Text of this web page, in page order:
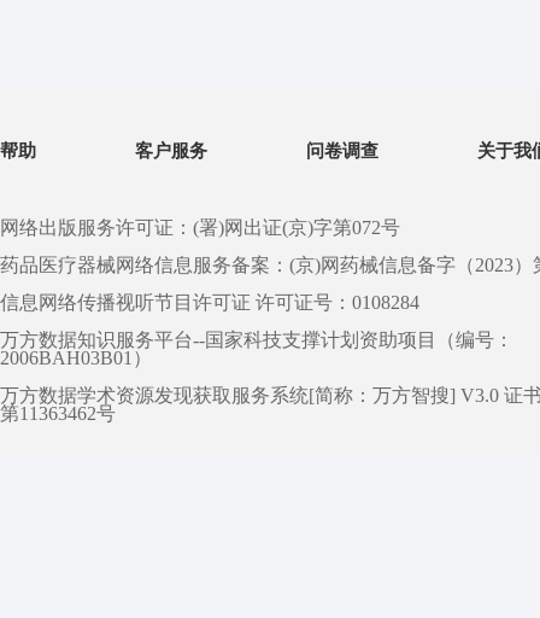
帮助 客户服务 问卷调查 关于我
网络出版服务许可证：(署)网出证(京)字第072号
药品医疗器械网络信息服务备案：(京)网药械信息备字（2023）
信息网络传播视听节目许可证 许可证号：0108284
万方数据知识服务平台--国家科技支撑计划资助项目（编号：
2006BAH03B01）
万方数据学术资源发现获取服务系统[简称：万方智搜] V3.0 证
第11363462号